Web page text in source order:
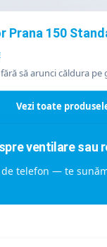
Prana 150
să arunci căldura pe
Vezi toate
ventilare sau
telefon — te